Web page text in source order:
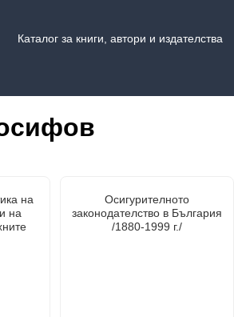
Каталог за книги, автори и издателства
на
на
Осигурителното
законодателство в България
/1880-1999 г./